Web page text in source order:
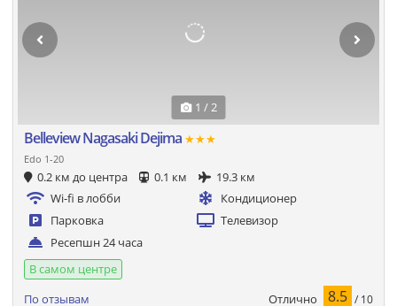
1 / 2
Belleview Nagasaki Dejima ★★★
Edo 1-20
0.2 км до центра 0.1 км
19.3 км
Wi-fi в лобби
Кондиционер
Парковка
Телевизор
Ресепшн 24 часа
В самом центре
По отзывам
Отлично 8.5 / 10